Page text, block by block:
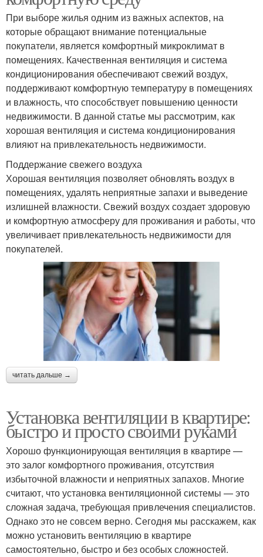
При выборе жилья одним из важных аспектов, на
которые обращают внимание потенциальные
покупатели, является комфортный микроклимат в
помещениях. Качественная вентиляция и система
кондиционирования обеспечивают свежий воздух,
поддерживают комфортную температуру в помещениях
и влажность, что способствует повышению ценности
недвижимости. В данной статье мы рассмотрим, как
хорошая вентиляция и система кондиционирования
влияют на привлекательность недвижимости.
Поддержание свежего воздуха
Хорошая вентиляция позволяет обновлять воздух в
помещениях, удалять неприятные запахи и выведение
излишней влажности. Свежий воздух создает здоровую
и комфортную атмосферу для проживания и работы, что
увеличивает привлекательность недвижимости для
покупателей.
читать дальше →
Установка вентиляции в квартире:
быстро и просто своими руками
Хорошо функционирующая вентиляция в квартире —
это залог комфортного проживания, отсутствия
избыточной влажности и неприятных запахов. Многие
считают, что установка вентиляционной системы — это
сложная задача, требующая привлечения специалистов.
Однако это не совсем верно. Сегодня мы расскажем, как
можно установить вентиляцию в квартире
самостоятельно, быстро и без особых сложностей.